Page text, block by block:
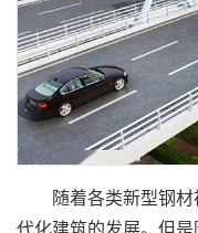
随着各类新型钢材
代化建筑的发展。但